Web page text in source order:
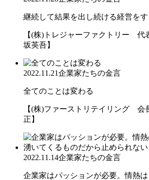
継続して結果を出し続ける経営をす
【(株)トレジャーファクトリー
坂英吾】
2022.11.21企業家たちの金言
全てのことは変わる
【(株)ファーストリテイリング
正】
2022.11.14企業家たちの金言
企業家はパッションが必要。情熱